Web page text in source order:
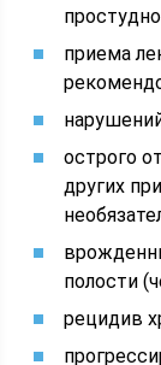
приема
острого
других
полости
рецидив